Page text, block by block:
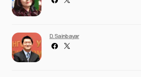
D. Sainbayar